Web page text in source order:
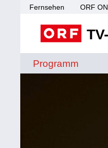
Fernsehen ORF ON
Programm